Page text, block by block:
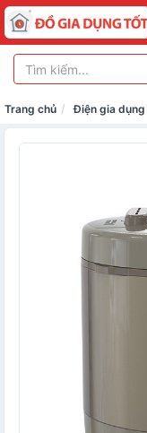
Trang chủ Điện gia dụng